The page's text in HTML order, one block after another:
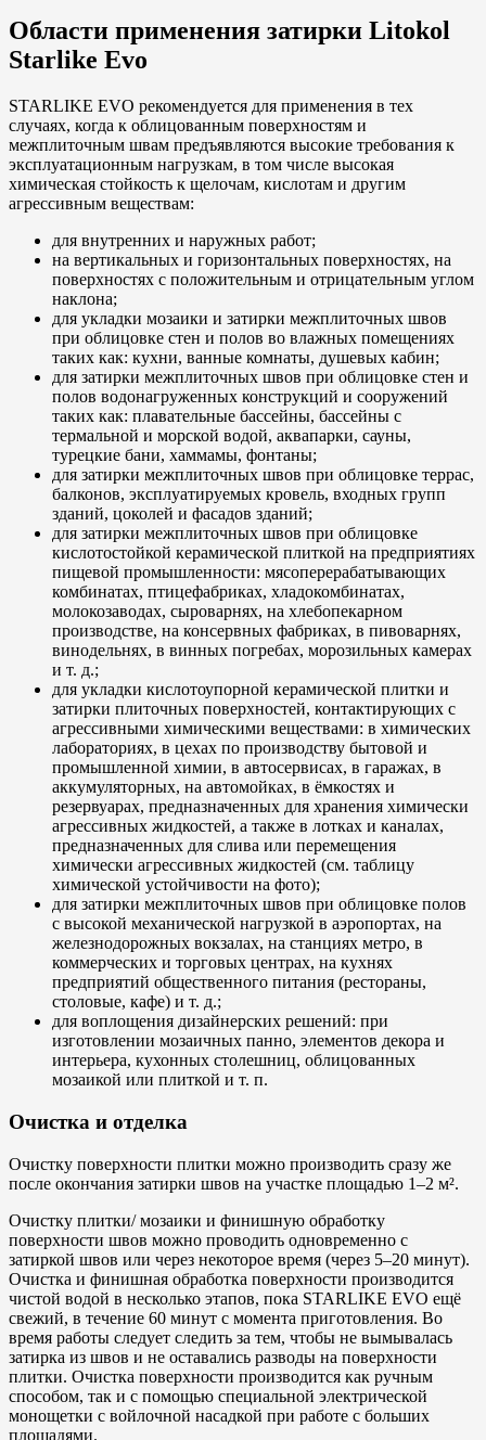
Области применения затирки Litokol
Starlike Evo
STARLIKE EVO рекомендуется для применения в тех
случаях, когда к облицованным поверхностям и
межплиточным швам предъявляются высокие требования к
эксплуатационным нагрузкам, в том числе высокая
химическая стойкость к щелочам, кислотам и другим
агрессивным веществам:
для внутренних и наружных работ;
на вертикальных и горизонтальных поверхностях, на
поверхностях с положительным и отрицательным углом
наклона;
для укладки мозаики и затирки межплиточных швов
при облицовке стен и полов во влажных помещениях
таких как: кухни, ванные комнаты, душевых кабин;
для затирки межплиточных швов при облицовке стен и
полов водонагруженных конструкций и сооружений
таких как: плавательные бассейны, бассейны с
термальной и морской водой, аквапарки, сауны,
турецкие бани, хаммамы, фонтаны;
для затирки межплиточных швов при облицовке террас,
балконов, эксплуатируемых кровель, входных групп
зданий, цоколей и фасадов зданий;
для затирки межплиточных швов при облицовке
кислотостойкой керамической плиткой на предприятиях
пищевой промышленности: мясоперерабатывающих
комбинатах, птицефабриках, хладокомбинатах,
молокозаводах, сыроварнях, на хлебопекарном
производстве, на консервных фабриках, в пивоварнях,
винодельнях, в винных погребах, морозильных камерах
и т. д.;
для укладки кислотоупорной керамической плитки и
затирки плиточных поверхностей, контактирующих с
агрессивными химическими веществами: в химических
лабораториях, в цехах по производству бытовой и
промышленной химии, в автосервисах, в гаражах, в
аккумуляторных, на автомойках, в ёмкостях и
резервуарах, предназначенных для хранения химически
агрессивных жидкостей, а также в лотках и каналах,
предназначенных для слива или перемещения
химически агрессивных жидкостей (см. таблицу
химической устойчивости на фото);
для затирки межплиточных швов при облицовке полов
с высокой механической нагрузкой в аэропортах, на
железнодорожных вокзалах, на станциях метро, в
коммерческих и торговых центрах, на кухнях
предприятий общественного питания (рестораны,
столовые, кафе) и т. д.;
для воплощения дизайнерских решений: при
изготовлении мозаичных панно, элементов декора и
интерьера, кухонных столешниц, облицованных
мозаикой или плиткой и т. п.
Очистка и отделка
Очистку поверхности плитки можно производить сразу же
после окончания затирки швов на участке площадью 1–2 м².
Очистку плитки/ мозаики и финишную обработку
поверхности швов можно проводить одновременно с
затиркой швов или через некоторое время (через 5–20 минут).
Очистка и финишная обработка поверхности производится
чистой водой в несколько этапов, пока STARLIKE EVO ещё
свежий, в течение 60 минут с момента приготовления. Во
время работы следует следить за тем, чтобы не вымывалась
затирка из швов и не оставались разводы на поверхности
плитки. Очистка поверхности производится как ручным
способом, так и с помощью специальной электрической
монощетки с войлочной насадкой при работе с больших
площадями.